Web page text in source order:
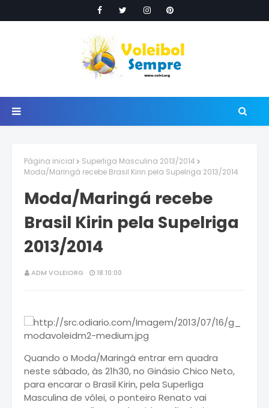
Página inicial
Superliga Masculina 2013/2014
Moda/Maringá recebe Brasil Kirin pela Supelriga 2013/2014
Moda/Maringá recebe
Brasil Kirin pela Supelriga
2013/2014
ADM VOLEIORG 18:10:00
Quando o Moda/Maringá entrar em quadra
neste sábado, às 21h30, no Ginásio Chico Neto,
para encarar o Brasil Kirin, pela Superliga
Masculina de vôlei, o ponteiro Renato vai